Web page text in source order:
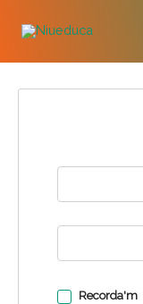
Recorda'm